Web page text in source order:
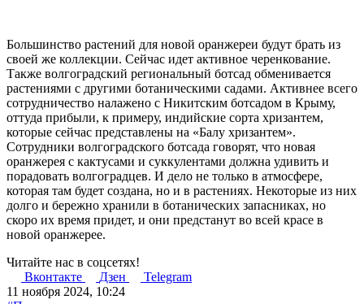
Большинство растений для новой оранжереи будут брать из
своей же коллекции. Сейчас идет активное черенкование.
Также волгоградский региональный ботсад обменивается
растениями с другими ботаническими садами. Активнее всего
сотрудничество налажено с Никитским ботсадом в Крыму,
оттуда прибыли, к примеру, индийские сорта хризантем,
которые сейчас представлены на «Балу хризантем».
Сотрудники волгоградского ботсада говорят, что новая
оранжерея с кактусами и суккулентами должна удивить и
порадовать волгоградцев. И дело не только в атмосфере,
которая там будет создана, но и в растениях. Некоторые из них
долго и бережно хранили в ботанических запасниках, но
скоро их время придет, и они предстанут во всей красе в
новой оранжерее.
Читайте нас в соцсетях!
Вконтакте
Дзен
Telegram
11 ноября 2024, 10:24